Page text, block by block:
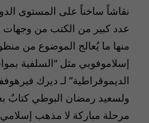
نقاشاً ساخناً على المستوى
عدد كبير من الكتب من وجهات
منها ما يُعالج الموضوع من
إسلاموفوبي مثل “السلفية
الديموقراطية” لـ ديرك
ولسعيد رمضان البوطي كتابٌ
مرحلة مباركة لا مذهب